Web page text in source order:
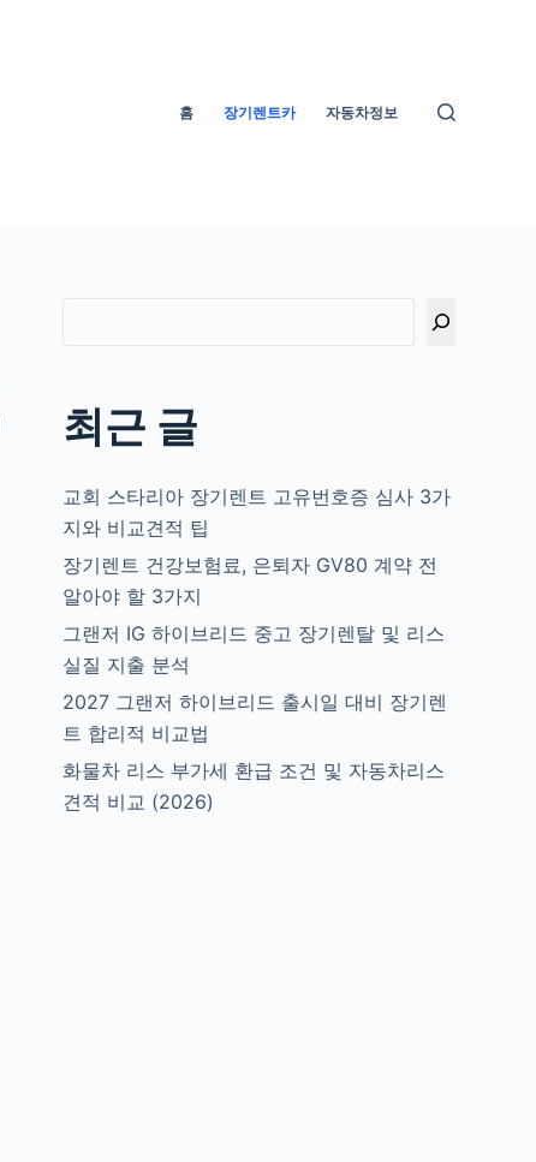
홈 장기렌트카 자동차정보
최근 글
교회 스타리아 장기렌트 고유번호증 심사 3가
지와 비교견적 팁
장기렌트 건강보험료, 은퇴자 GV80 계약 전
알아야 할 3가지
그랜저 IG 하이브리드 중고 장기렌탈 및 리스
실질 지출 분석
2027 그랜저 하이브리드 출시일 대비 장기렌
트 합리적 비교법
화물차 리스 부가세 환급 조건 및 자동차리스
견적 비교 (2026)